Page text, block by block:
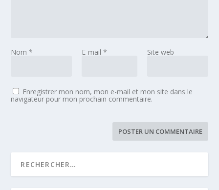
Nom* E-mail * Site web
Enregistrer mon nom, mon e-mail et mon site dans le
navigateur pour mon prochain commentaire.